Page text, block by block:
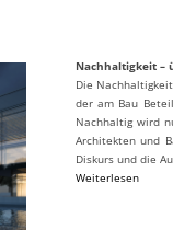
Nachhaltigkeit –
Die
der am Bau
Nachhaltig wird
Architekten und
Diskurs und die
Weiterlesen